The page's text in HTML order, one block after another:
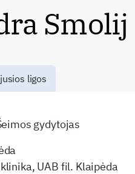
Smolij
ligos
gydytojas
UAB fil. Klaipėda